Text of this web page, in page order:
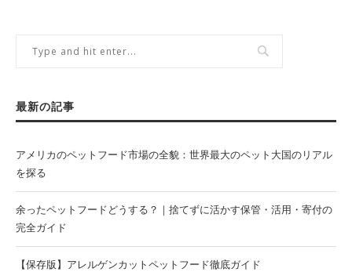
最新の記事
アメリカのペットフード市場の全貌：世界最大のペット大国のリアル
を探る
余ったペットフードどうする？｜捨てずに活かす保管・活用・寄付の
完全ガイド
【保存版】アレルゲンカットペットフード徹底ガイド